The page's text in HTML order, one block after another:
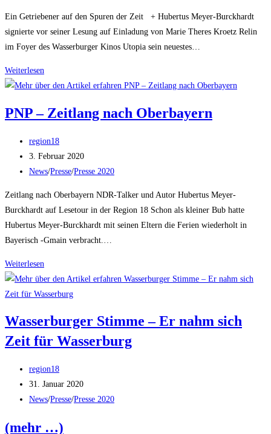
Ein Getriebener auf den Spuren der Zeit + Hubertus Meyer-Burckhardt
signierte vor seiner Lesung auf Einladung von Marie Theres Kroetz Relin
im Foyer des Wasserburger Kinos Utopia sein neuestes…
Weiterlesen
–
Getriebener
den
Spuren
der
Zeit
PNP – Zeitlang nach Oberbayern
Beitrags-
Autor:
region18
Beitrag
veröffentlicht:
3. Februar 2020
Beitrags-
News/Presse/Presse 2020
Zeitlang nach Oberbayern NDR-Talker und Autor Hubertus Meyer-
Burckhardt auf Lesetour in der Region 18 Schon als kleiner Bub hatte
Hubertus Meyer-Burckhardt mit seinen Eltern die Ferien wiederholt in
Bayerisch -Gmain verbracht.…
Weiterlesen
–
Zeitlang
Oberbayern
Wasserburger Stimme – Er nahm sich
Zeit für Wasserburg
Beitrags-
Autor:
region18
Beitrag
veröffentlicht:
31. Januar 2020
Beitrags-
News/Presse/Presse 2020
(mehr …)